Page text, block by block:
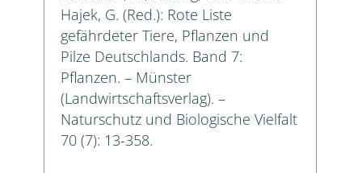
Hajek, G. (Red.): Rote Liste
gefährdeter Tiere, Pflanzen und
Pilze Deutschlands. Band 7:
Pflanzen. – Münster
(Landwirtschaftsverlag). –
Naturschutz und Biologische Vielfalt
70 (7): 13-358.